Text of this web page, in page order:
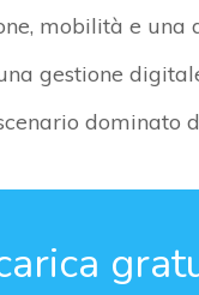
mobilità e una
gestione
dominato